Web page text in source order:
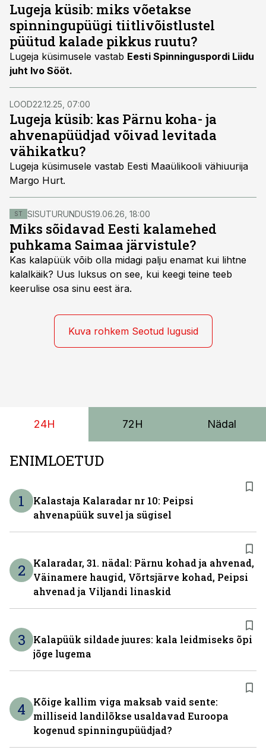
Lugeja küsib: miks võetakse
spinningupüügi tiitlivõistlustel
püütud kalade pikkus ruutu?
Lugeja küsimusele vastab Eesti Spinninguspordi Liidu
juht Ivo Sööt.
LOOD22.12.25, 07:00
Lugeja küsib: kas Pärnu koha- ja
ahvenapüüdjad võivad levitada
vähikatku?
Lugeja küsimusele vastab Eesti Maaülikooli vähiuurija
Margo Hurt.
ST SISUTURUNDUS19.06.26, 18:00
Miks sõidavad Eesti kalamehed
puhkama Saimaa järvistule?
Kas kalapüük võib olla midagi palju enamat kui lihtne
kalalkäik? Uus luksus on see, kui keegi teine teeb
keerulise osa sinu eest ära.
Kuva rohkem Seotud lugusid
24H 72H Nädal
ENIMLOETUD
1
Kalastaja Kalaradar nr 10: Peipsi
ahvenapüük suvel ja sügisel
2
Kalaradar, 31. nädal: Pärnu kohad ja ahvenad,
Väinamere haugid, Võrtsjärve kohad, Peipsi
ahvenad ja Viljandi linaskid
3
Kalapüük sildade juures: kala leidmiseks õpi
jõge lugema
4
Kõige kallim viga maksab vaid sente:
milliseid landilõkse usaldavad Euroopa
kogenud spinningupüüdjad?